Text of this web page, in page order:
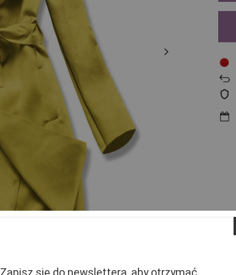
Zapisz się do newslettera, aby otrzymać